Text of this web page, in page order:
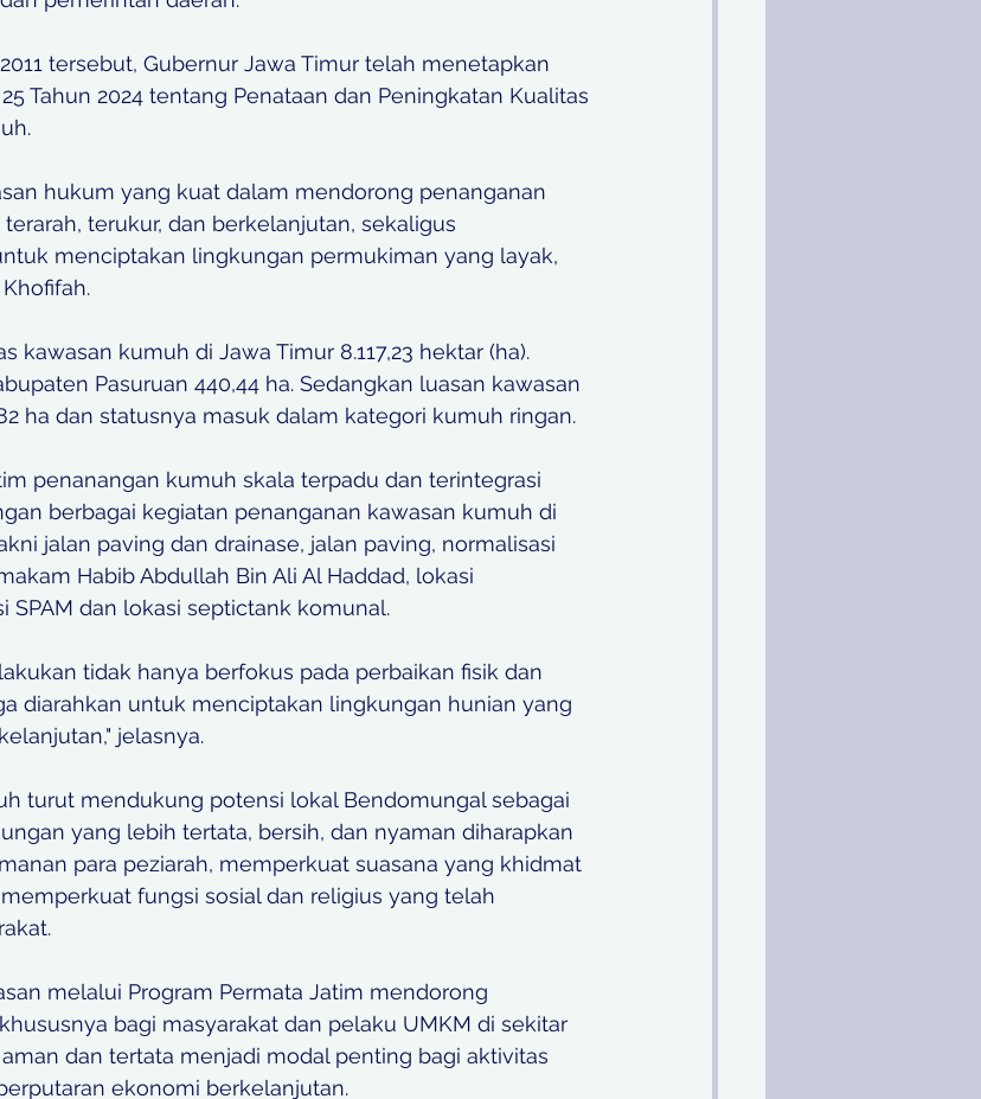
tersebut, Gubernur Jawa Timur telah menetapkan
Tahun 2024 tentang Penataan dan Peningkatan Kualitas
hukum yang kuat dalam mendorong penanganan
terukur, dan berkelanjutan, sekaligus
menciptakan lingkungan permukiman yang layak,
kawasan kumuh di Jawa Timur 8.117,23 hektar (ha).
Pasuruan 440,44 ha. Sedangkan luasan kawasan
ha dan statusnya masuk dalam kategori kumuh ringan.
penanangan kumuh skala terpadu dan terintegrasi
berbagai kegiatan penanganan kawasan kumuh di
jalan paving dan drainase, jalan paving, normalisasi
Habib Abdullah Bin Ali Al Haddad, lokasi
SPAM dan lokasi septictank komunal.
tidak hanya berfokus pada perbaikan fisik dan
diarahkan untuk menciptakan lingkungan hunian yang
jelasnya.
turut mendukung potensi lokal Bendomungal sebagai
yang lebih tertata, bersih, dan nyaman diharapkan
para peziarah, memperkuat suasana yang khidmat
fungsi sosial dan religius yang telah
melalui Program Permata Jatim mendorong
bagi masyarakat dan pelaku UMKM di sekitar
dan tertata menjadi modal penting bagi aktivitas
ekonomi berkelanjutan.